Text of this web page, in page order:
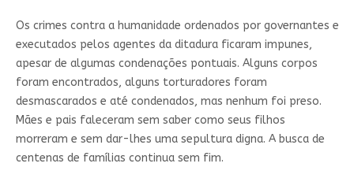
Os crimes contra a humanidade ordenados por governantes e
executados pelos agentes da ditadura ficaram impunes,
apesar de algumas condenações pontuais. Alguns corpos
foram encontrados, alguns torturadores foram
desmascarados e até condenados, mas nenhum foi preso.
Mães e pais faleceram sem saber como seus filhos
morreram e sem dar-lhes uma sepultura digna. A busca de
centenas de famílias continua sem fim.